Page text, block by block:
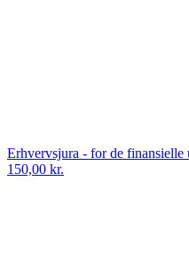
Erhvervsjura - for de finansielle
150,00 kr.